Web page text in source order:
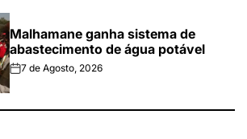
Malhamane ganha sistema de
abastecimento de água potável
on7 de Agosto, 2026